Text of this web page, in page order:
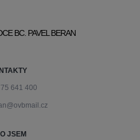
BC. PAVEL BERAN
641 400
JSEM